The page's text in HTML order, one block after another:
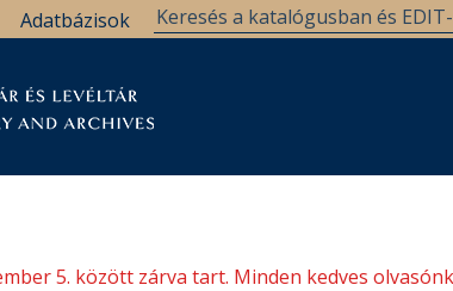
Adatbázisok
5. között zárva tart. Minden kedves